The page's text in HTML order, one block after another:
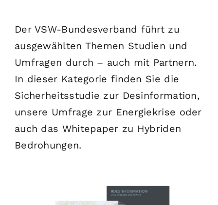
Der VSW-Bundesverband führt zu
ausgewählten Themen Studien und
Umfragen durch – auch mit Partnern.
In dieser Kategorie finden Sie die
Sicherheitsstudie zur Desinformation,
unsere Umfrage zur Energiekrise oder
auch das Whitepaper zu Hybriden
Bedrohungen.